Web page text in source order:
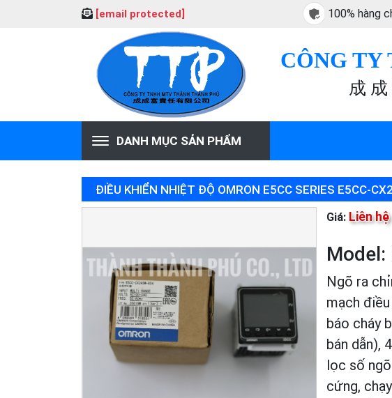
[email protected] 100% hàng
CÔNG
成
DANH MỤC SẢN PHẨM
ĐIỀU KHIỂN NHIỆT ĐỘ OMRON E5CC SERIES E5CC-
Giá: Liên hệ
Model:
Ngõ ra
mạch
báo cháy
bán dẫn),
lọc số
cứng,